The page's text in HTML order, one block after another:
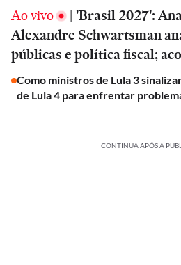
Ao vivo | 'Brasil 2027':
Alexandre Schwartsman
públicas e política fiscal;
Como ministros de Lula 3
de Lula 4 para enfrentar
CONTINUA APÓS A